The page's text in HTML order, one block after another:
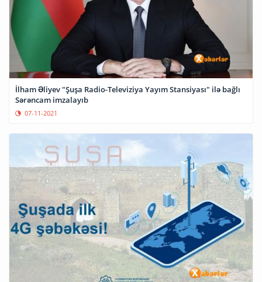
İlham Əliyev "Şuşa Radio-Televiziya Yayım Stansiyası" ilə bağlı
Sərəncam imzalayıb
07-11-2021